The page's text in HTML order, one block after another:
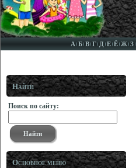
А Б В Г Д Е Ё Ж З
Найти
Поиск по сайту:
Основное меню